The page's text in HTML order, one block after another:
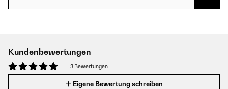
Kundenbewertungen
3 Bewertungen
Eigene Bewertung schreiben